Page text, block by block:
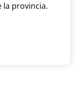
la provincia.